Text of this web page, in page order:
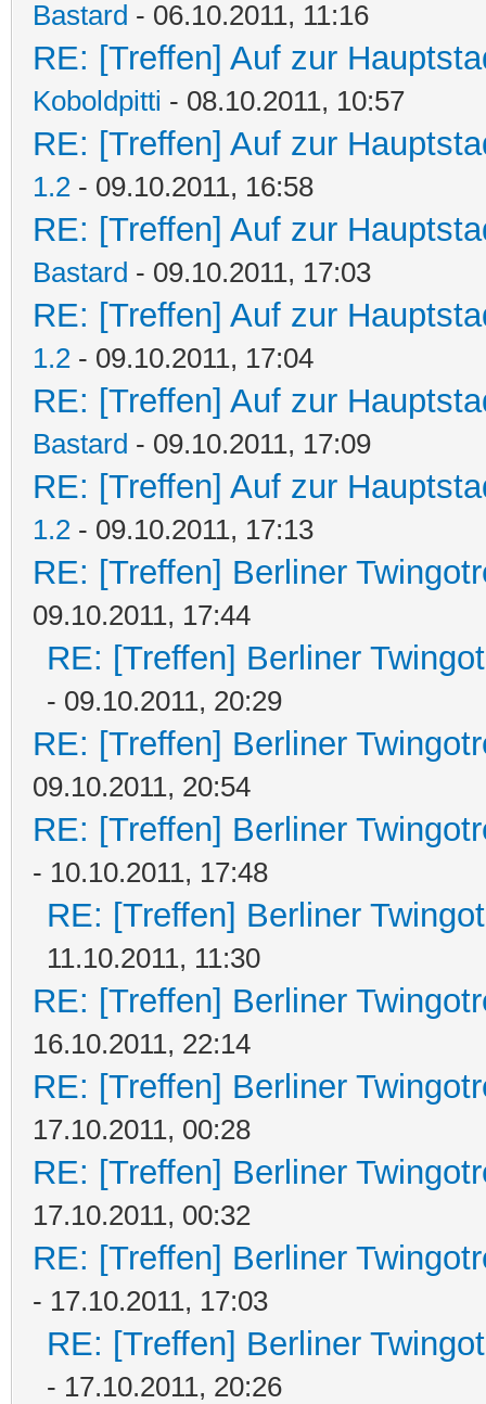
Bastard - 06.10.2011, 11:16
RE: [Treffen] Auf zur
Koboldpitti - 08.10.2011, 10:57
RE: [Treffen] Auf zur
1.2 - 09.10.2011, 16:58
RE: [Treffen] Auf zur
Bastard - 09.10.2011, 17:03
RE: [Treffen] Auf zur
1.2 - 09.10.2011, 17:04
RE: [Treffen] Auf zur
Bastard - 09.10.2011, 17:09
RE: [Treffen] Auf zur
1.2 - 09.10.2011, 17:13
RE: [Treffen] Berliner
09.10.2011, 17:44
RE: [Treffen] Berliner
- 09.10.2011, 20:29
RE: [Treffen] Berliner
09.10.2011, 20:54
RE: [Treffen] Berliner
- 10.10.2011, 17:48
RE: [Treffen] Berliner
11.10.2011, 11:30
RE: [Treffen] Berliner
16.10.2011, 22:14
RE: [Treffen] Berliner
17.10.2011, 00:28
RE: [Treffen] Berliner
17.10.2011, 00:32
RE: [Treffen] Berliner
- 17.10.2011, 17:03
RE: [Treffen] Berliner
- 17.10.2011, 20:26